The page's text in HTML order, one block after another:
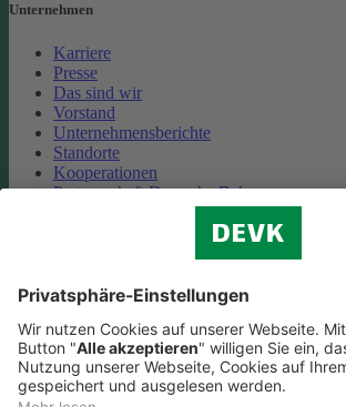
Unternehmen
Karriere
Presse
Das sind wir
Vorstand
Unternehmensberichte
Standorte
Kooperationen
Partnerschaft Deutsche Bahn
Cookie-Einstellungen
Datenschutz